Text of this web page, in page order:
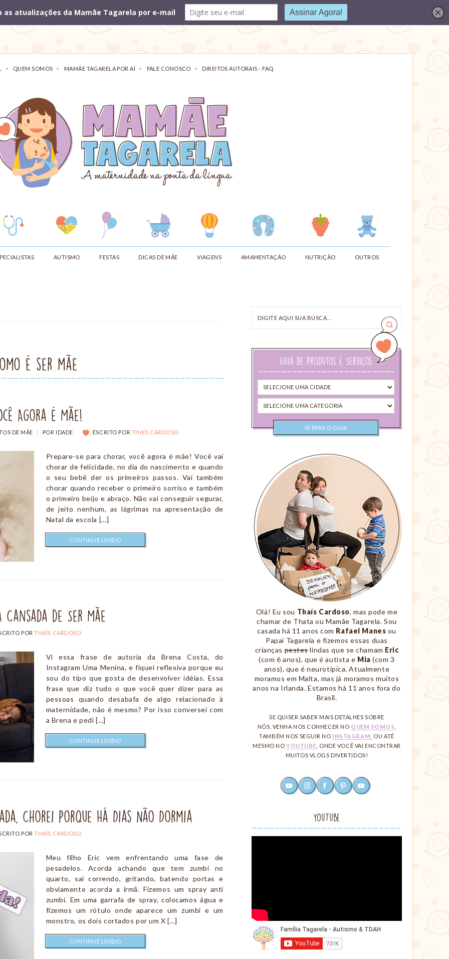
QUEM SOMOS MAMÃE TAGARELA POR AÍ FALE CONOSCO DIREITOS AUTORAIS - FAQ
AUTISMO FESTAS DICAS DE MÃE VIAGENS AMAMENTAÇÃO NUTRIÇÃO OUTROS
é ser mãe
Agora é Mãe!
DE MÃE POR IDADE ESCRITO POR THAÍS CARDOSO
Prepare-se para chorar, você agora é mãe! Você vai
chorar de felicidade, no dia do nascimento e quando
o seu bebê der os primeiros passos. Vai também
chorar quando receber o primeiro sorriso e também
o primeiro beijo e abraço. Não vai conseguir segurar,
de jeito nenhum, as lágrimas na apresentação de
Natal da escola […]
CONTINUE LENDO
Cansada de Ser Mãe
POR THAÍS CARDOSO
Vi essa frase de autoria da Brena Costa, do
Instagram Uma Menina, e fiquei reflexiva porque eu
sou do tipo que gosta de desenvolver idéias. Essa
frase que diz tudo o que você quer dizer para as
pessoas quando desabafa de algo relacionado à
maternidade, não é mesmo? Por isso conversei com
a Brena e pedi […]
CONTINUE LENDO
Chorei Porque Há Dias Não Dormia
POR THAÍS CARDOSO
Meu filho Eric vem enfrentando uma fase de
pesadelos. Acorda achando que tem zumbi no
quarto, sai correndo, gritando, batendo portas e
obviamente acorda a irmã. Fizemos um spray anti
zumbi. Em uma garrafa de spray, colocamos água e
fizemos um rótulo onde aparece um zumbi e um
monstro, os dois cortados por um X […]
CONTINUE LENDO
aqui
Guia de Produtos e Serviços
Selecione
uma
cidade
Selecione
uma
Nós
Olá! Eu sou Thaís Cardoso, mas pode me
chamar de Thata ou Mamãe Tagarela. Sou
casada há 11 anos com Rafael Manes ou
Papai Tagarela e fizemos essas duas
criançaspesteslindas que se chamam Eric
(com 6 anos), que é autista e Mia (com 3
anos), que é neurotípica. Atualmente
moramos em Malta, mas já moramos muitos
anos na Irlanda. Estamos há 11 anos fora do
Brasil.
SE QUISER SABER MAIS DETALHES SOBRE
NÓS, VENHA NOS CONHECER NO QUEM SOMOS
TAMBÉM NOS SEGUIR NO INSTAGRAM, OU ATÉ
MESMO NOYOUTUBE, ONDE VOCÊ VAI ENCONTRAR
MUITOS VLOGS DIVERTIDOS!
Redes
youtubeinstagramfacebookpinterest
YouTube